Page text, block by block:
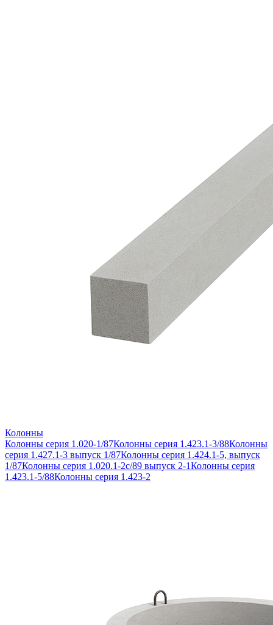
Колонны
Колонны серия 1.020-1/87Колонны серия 1.423.1-3/88Колонны
серия 1.427.1-3 выпуск 1/87Колонны серия 1.424.1-5, выпуск
1/87Колонны серия 1.020.1-2с/89 выпуск 2-1Колонны серия
1.423.1-5/88Колонны серия 1.423-2